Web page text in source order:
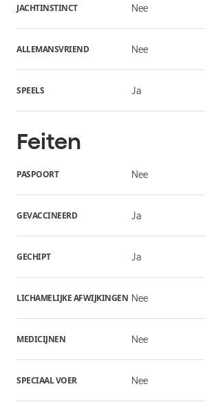
JACHTINSTINCT Nee
ALLEMANSVRIEND Nee
SPEELS Ja
Feiten
PASPOORT Nee
GEVACCINEERD Ja
GECHIPT Ja
LICHAMELIJKE AFWIJKINGEN Nee
MEDICIJNEN Nee
SPECIAAL VOER Nee